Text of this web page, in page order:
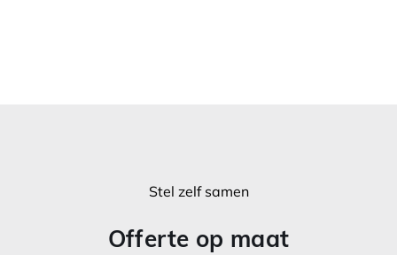
Stel zelf samen
Offerte op maat